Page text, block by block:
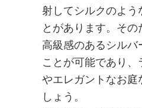
射してシルクのよう
とがあります。そ
高級感のあるシルバ
ことが可能であり、
やエレガントなお
しょう。